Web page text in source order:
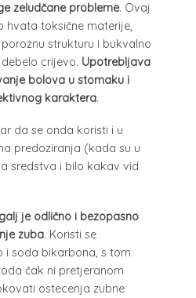
zeludčane probleme. Ovaj
hvata toksične materije,
strukturu i bukvalno
crijevo. Upotrebljava
bolova u stomaku i
karaktera.
da se onda koristi i u
predoziranja (kada su u
sredstva i bilo kakav vid
je odlično i bezopasno
zuba. Koristi se
i soda bikarbona, s tom
čak ni pretjeranom
ostecenja zubne